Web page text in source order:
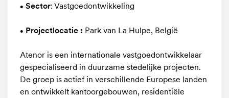
esthetische
volledige
verdieping.
• Sector: Vastgoedontwikkeling
• Projectlocatie : Park van La Hulpe, België
Atenor is een internationale vastgoedontwikkelaar
gespecialiseerd in duurzame stedelijke projecten.
De groep is actief in verschillende Europese landen
en ontwikkelt kantoorgebouwen, residentiële